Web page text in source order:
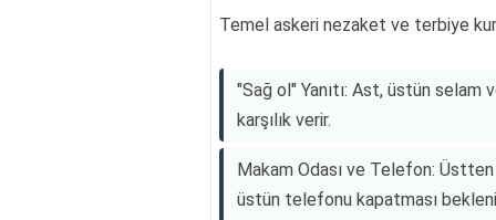
Temel askeri nezaket ve terbiye
"Sağ ol" Yanıtı: Ast, üstün
karşılık verir.
Makam Odası ve Telefon:
üstün telefonu kapatması